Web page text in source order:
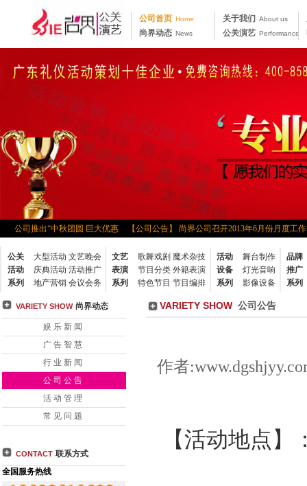
公司首页 Home
尚界动态 News
关于我们 About us
公关演艺 Performance
公司推出“中秋团圆 巨大优惠
【公司公告】 尚界公司召开2013年6月份月度工作
2013夯实基础 提升价值新年部署会
度会议
【公司公告】 尚界公司召开2012工作会议
【公司公告】 尚界公司组
旅”
【公司公告】 “公平、和谐、奋进、稳健地持续
【公司公告】 2011年尚
【公司公告】 尚界文化2014年春茗及动员大会
【公司公告】 马上成真——尚界
【公司公告】 尚界公司召开2013年6月份月度工作
署会
【公司公告】 尚界2012年度工作总结会议
司召开2012工作会议
【公司公告】 尚界公司组织无偿献血活动
谐、奋进、稳健地持续
【公司公告】 2011年尚界元旦晚会 【公司公告】 尚
公关
活动
系列
大型活动 文艺晚会
庆典活动 活动推广
地产营销 会议会务
文艺
表演
系列
歌舞戏剧 魔术杂技
节目分类 外籍表演
特色节目 节目编排
活动
设备
系列
舞台制作
灯光音响
影像设备
品牌
推广
系列
VARIETY SHOW 尚界动态
娱乐新闻
广告智慧
行业新闻
公司公告
活动管理
常见问题
CONTACT 联系方式
全国服务热线
VARIETY SHOW 公司公告
作者
【活动地点 】